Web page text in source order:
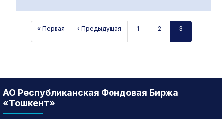
« Первая ‹ Предыдущая 1 2 3
АО Республиканская Фондовая Биржа
«Тошкент»